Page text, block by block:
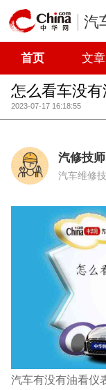
汽
首页 文章
怎么看车没有
2023-07-17 16:18:55
汽修技师
汽车维修
汽车有没有油看仪